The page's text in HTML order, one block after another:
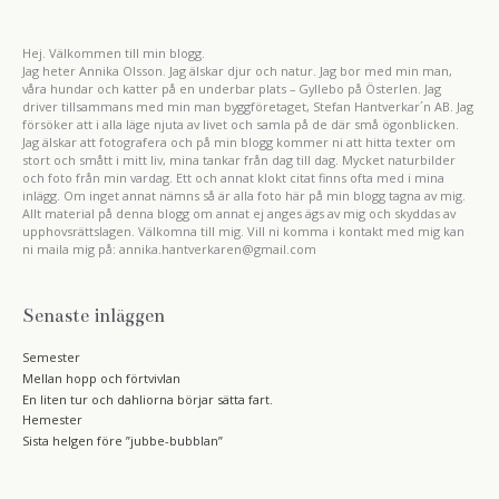
Hej. Välkommen till min blogg.
Jag heter Annika Olsson. Jag älskar djur och natur. Jag bor med min man,
våra hundar och katter på en underbar plats – Gyllebo på Österlen. Jag
driver tillsammans med min man byggföretaget, Stefan Hantverkar´n AB. Jag
försöker att i alla läge njuta av livet och samla på de där små ögonblicken.
Jag älskar att fotografera och på min blogg kommer ni att hitta texter om
stort och smått i mitt liv, mina tankar från dag till dag. Mycket naturbilder
och foto från min vardag. Ett och annat klokt citat finns ofta med i mina
inlägg. Om inget annat nämns så är alla foto här på min blogg tagna av mig.
Allt material på denna blogg om annat ej anges ägs av mig och skyddas av
upphovsrättslagen. Välkomna till mig. Vill ni komma i kontakt med mig kan
ni maila mig på: annika.hantverkaren@gmail.com
Senaste inläggen
Semester
Mellan hopp och förtvivlan
En liten tur och dahliorna börjar sätta fart.
Hemester
Sista helgen före ”jubbe-bubblan”